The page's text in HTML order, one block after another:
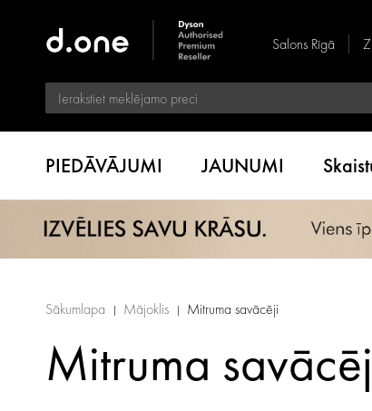
Salons Rīgā
PIEDĀVĀJUMI JAUNUMI
Sākumlapa Mājoklis Mitruma savācēji
Mitruma